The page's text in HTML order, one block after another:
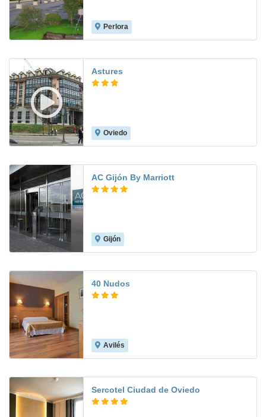
Perlora
Astures
Oviedo
AC Gijón By Marriott
Gijón
40 Nudos
Avilés
Sercotel Ciudad de Oviedo